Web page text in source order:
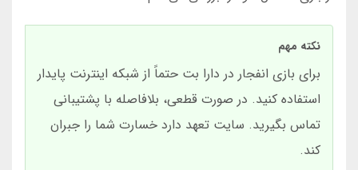
نکته مهم
برای بازی انفجار در دارا بت حتماً از شبکه اینترنت پایدار
استفاده کنید. در صورت قطعی، بلافاصله با پشتیبانی
تماس بگیرید. سایت تعهد دارد خسارت شما را جبران
کند.